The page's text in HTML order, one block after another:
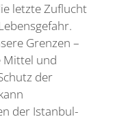
letzte Zuflucht
Grenzen –
Mittel und
der
der Istanbul-